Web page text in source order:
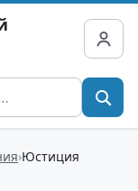
Юстиция